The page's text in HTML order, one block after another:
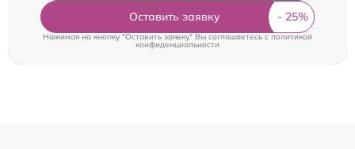
Оставить заявку
Нажимая на кнопку "Оставить заявку" Вы соглашаетесь c политикой
конфиденциальности